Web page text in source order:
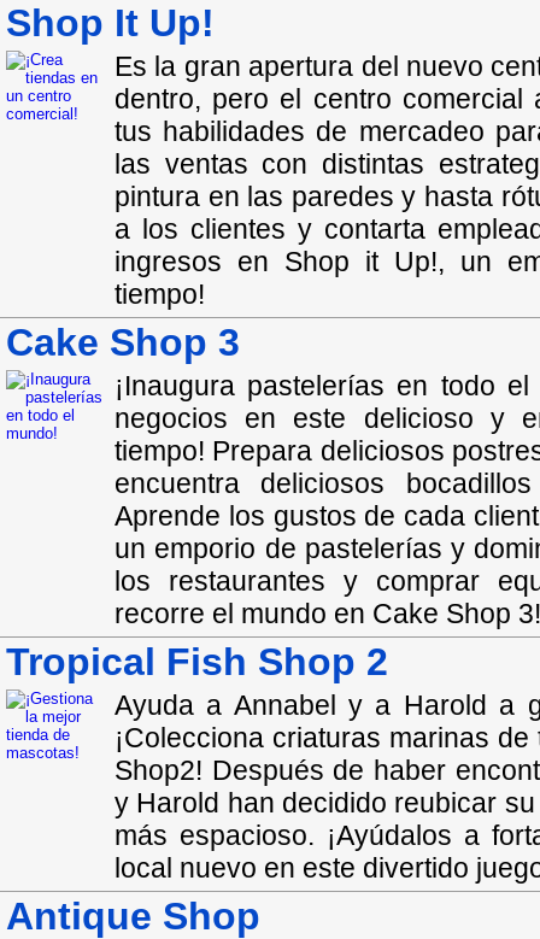
Shop It Up!
Es la gran apertura del nuevo
dentro, pero el centro
tus habilidades de mercadeo
las ventas con distintas
pintura en las paredes y hasta
a los clientes y contarta
ingresos en Shop it Up!, un
tiempo!
Cake Shop 3
¡Inaugura pastelerías en todo
negocios en este delicioso y
tiempo! Prepara deliciosos
encuentra deliciosos
Aprende los gustos de cada
un emporio de pastelerías y
los restaurantes y comprar
recorre el mundo en Cake Shop 3!
Tropical Fish Shop 2
Ayuda a Annabel y a Harold a
¡Colecciona criaturas marinas
Shop2! Después de haber
y Harold han decidido reubicar
más espacioso. ¡Ayúdalos a
local nuevo en este divertido
Antique Shop